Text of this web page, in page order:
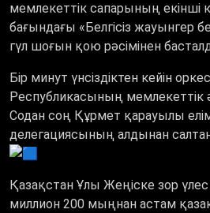
мемлекеттік сапарының екінші
бағындағы «Белгісіз жауынгер
гүл шоғын қою рәсімінен
Бір минут үнсіздіктен кейін
Республикасының
Содан соң Құрмет қарауылы
делегациясының алдынан
Қазақстан Ұлы Жеңіске зор
миллион 200 мыңнан астам